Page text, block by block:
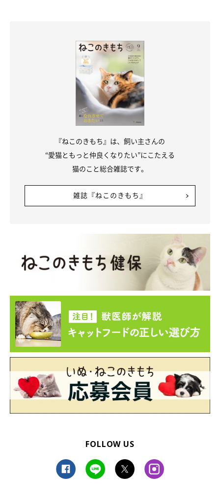
『ねこのきもち』は、飼い主さんの
“愛猫ともっと仲良くなりたい”にこたえる
猫のこと総合雑誌です。
雑誌『ねこのきもち』
FOLLOW US